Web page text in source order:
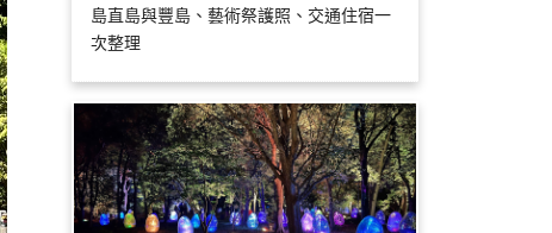
島直島與豐島、藝術祭護照、交通住宿一
次整理